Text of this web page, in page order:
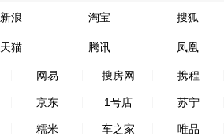
新浪 淘宝 搜狐
天猫 腾讯 凤凰
网易 搜房网 携程
京东 1号店 苏宁
糯米 车之家 唯品